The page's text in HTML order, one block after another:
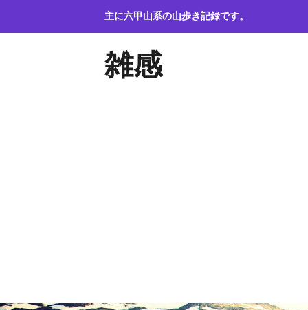
主に六甲山系の山歩き記録です。
雑感